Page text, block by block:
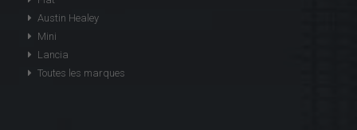
Austin Healey
Mini
Lancia
Toutes les marques